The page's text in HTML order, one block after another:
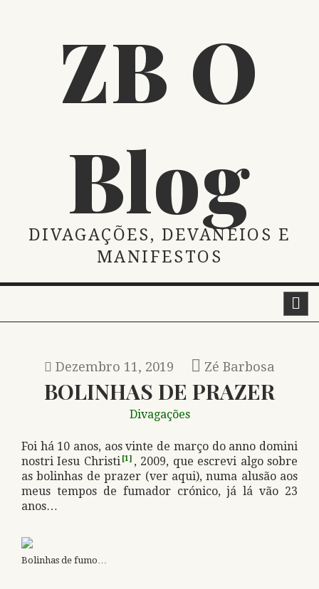
ZB O
Blog
DIVAGAÇÕES, DEVANEIOS E
MANIFESTOS
Dezembro 11, 2019 Zé Barbosa
BOLINHAS DE PRAZER
Divagações
Foi há 10 anos, aos vinte de março do anno domini
nostri Iesu Christi [1] , 2009, que escrevi algo sobre
as bolinhas de prazer (ver aqui), numa alusão aos
meus tempos de fumador crónico, já lá vão 23
anos…
Bolinhas de fumo…